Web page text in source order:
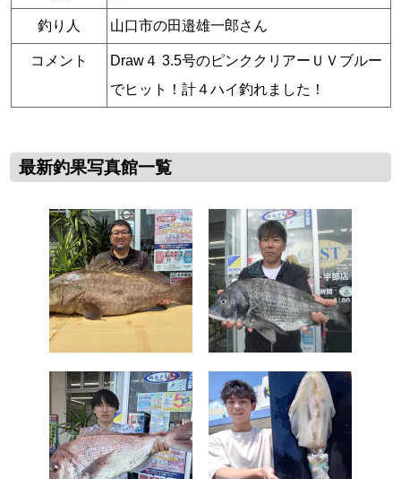
釣り人 山口市の田邉雄一郎さん
コメント
Draw４ 3.5号のピンククリアーＵＶブルー
でヒット！計４ハイ釣れました！
最新釣果写真館一覧